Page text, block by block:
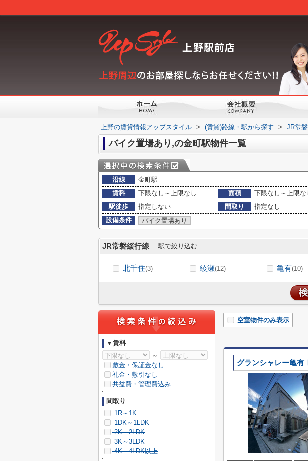
上野の賃貸情報アップスタイル > (賃貸)路線・駅から探す > JR常
バイク置場あり,の金町駅物件一覧
沿線
金町駅
賃料
下限なし～上限なし 面積 下限なし～上限な
駅徒歩
指定しない 間取り
指定なし
設備条件
バイク置場あり
JR常磐緩行線 駅で絞り込む
北千住(3) 綾瀬(12) 亀有(10)
空室物件のみ表示
グランシャレー亀有Ⅰ
▼賃料
～
敷金・保証金なし
礼金・敷引なし
共益費・管理費込み
間取り
1R～1K
1DK～1LDK
2K～2LDK
3K～3LDK
4K～4LDK以上